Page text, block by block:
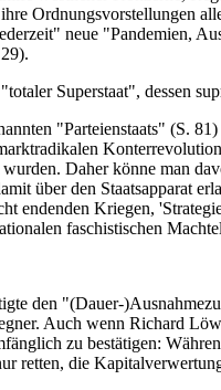
Ordnungsvorstellungen
neue "Pandemien,
Superstaat", dessen
"Parteienstaats" (S.
Daher könne man
über den Staatsapparat
endenden Kriegen,
faschistischen
den "(Dauer-
Auch wenn Richard
zu bestätigen:
retten, die